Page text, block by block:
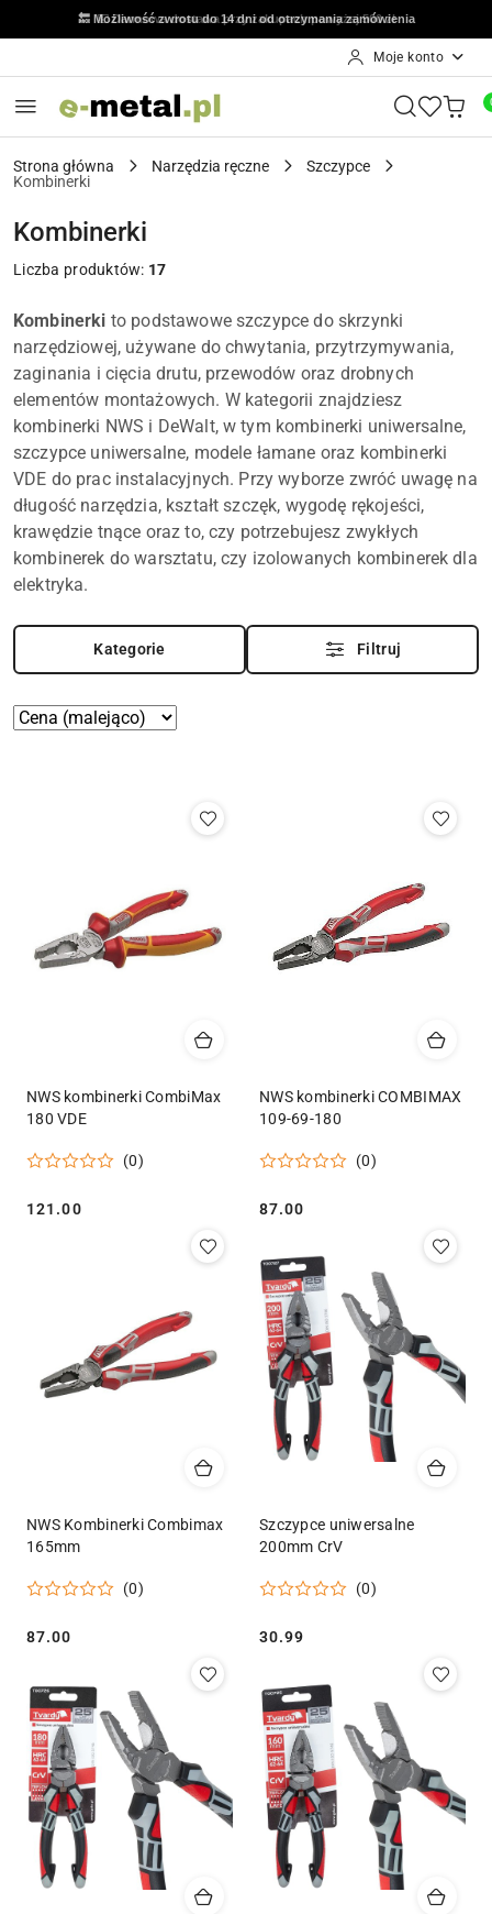
🔙 Możliwość zwrotu do 14 dni od otrzymania zamówienia
Moje konto
Strona główna Narzędzia ręczne
Szczypce
Kombinerki
Kombinerki
Liczba produktów: 17
Kombinerki to podstawowe szczypce do skrzynki
narzędziowej, używane do chwytania, przytrzymywania,
zaginania i cięcia drutu, przewodów oraz drobnych
elementów montażowych. W kategorii znajdziesz
kombinerki NWS i DeWalt, w tym kombinerki uniwersalne,
szczypce uniwersalne, modele łamane oraz kombinerki
VDE do prac instalacyjnych. Przy wyborze zwróć uwagę na
długość narzędzia, kształt szczęk, wygodę rękojeści,
krawędzie tnące oraz to, czy potrzebujesz zwykłych
kombinerek do warsztatu, czy izolowanych kombinerek dla
elektryka.
Kategorie Filtruj
Zastosowano
Sortuj
NWS kombinerki CombiMax
180 VDE
(0)
Cena:
121.00
NWS kombinerki COMBIMAX
109-69-180
(0)
Cena:
87.00
NWS Kombinerki Combimax
165mm
(0)
Cena:
87.00
Szczypce uniwersalne
200mm CrV
(0)
Cena:
30.99